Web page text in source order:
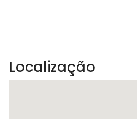
Localização